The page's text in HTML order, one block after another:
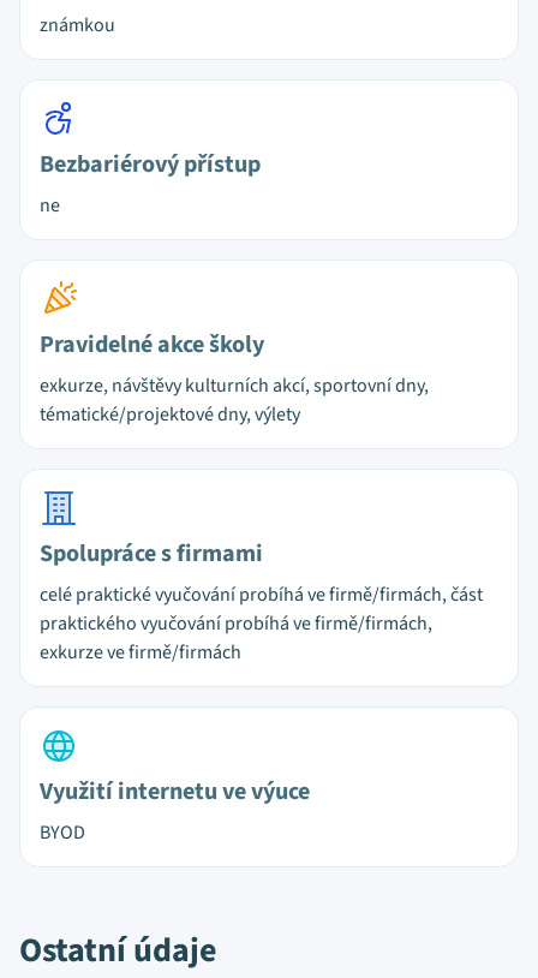
známkou
Bezbariérový přístup
ne
Pravidelné akce školy
exkurze, návštěvy kulturních akcí, sportovní dny,
tématické/projektové dny, výlety
Spolupráce s firmami
celé praktické vyučování probíhá ve firmě/firmách, část
praktického vyučování probíhá ve firmě/firmách,
exkurze ve firmě/firmách
Využití internetu ve výuce
BYOD
Ostatní údaje